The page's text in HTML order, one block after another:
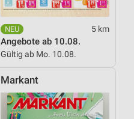
5 km
Angebote ab 10.08.
Gültig ab Mo. 10.08.
Markant